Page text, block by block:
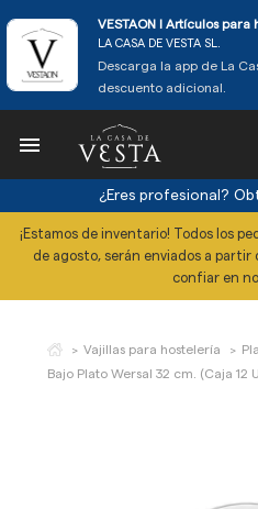
VESTAON l Artículos para
LA CASA DE VESTA SL.
Descarga la app de La
descuento adicional.

¿Eres profesional?
¡Estamos de inventario! Todos los
de agosto, serán enviados a partir
confiar en
Vajillas para hostelería
Bajo Plato Wersal 32 cm. (Caja 12